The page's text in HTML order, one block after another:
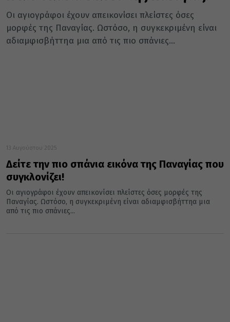
Οι αγιογράφοι έχουν απεικονίσει πλείστες όσες
μορφές της Παναγίας. Ωστόσο, η συγκεκριμένη είναι
αδιαμφισβήττηα μια από τις πιο σπάνιες...
13 Αυγούστου 2025
Δείτε την πιο σπάνια εικόνα της Παναγίας που
συγκλονίζει!
Οι αγιογράφοι έχουν απεικονίσει πλείστες όσες μορφές της
Παναγίας. Ωστόσο, η συγκεκριμένη είναι αδιαμφισβήττηα μια
από τις πιο σπάνιες...